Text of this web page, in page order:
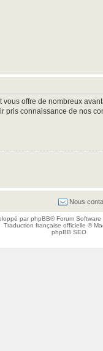
offre de nombreux
connaissance de nos
Nous
parphpBB® Forum
Traduction française officielle ©
phpBB SEO